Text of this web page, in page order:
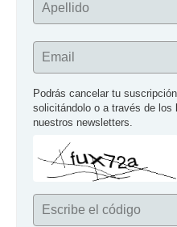
Apellido
Email
Podrás cancelar tu
solicitándolo o a través de
nuestros newsletters.
Escribe el código